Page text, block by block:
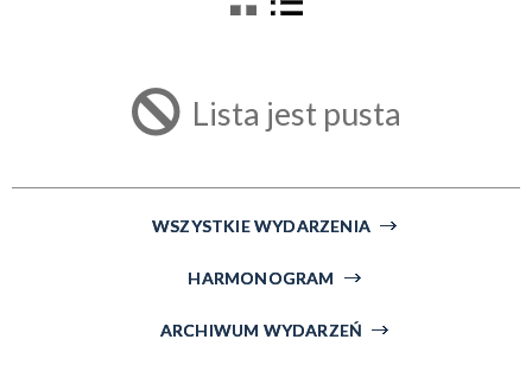
Trwające w zakresie Lista jest pusta
WSZYSTKIE WYDARZENIA
HARMONOGRAM
ARCHIWUM WYDARZEŃ